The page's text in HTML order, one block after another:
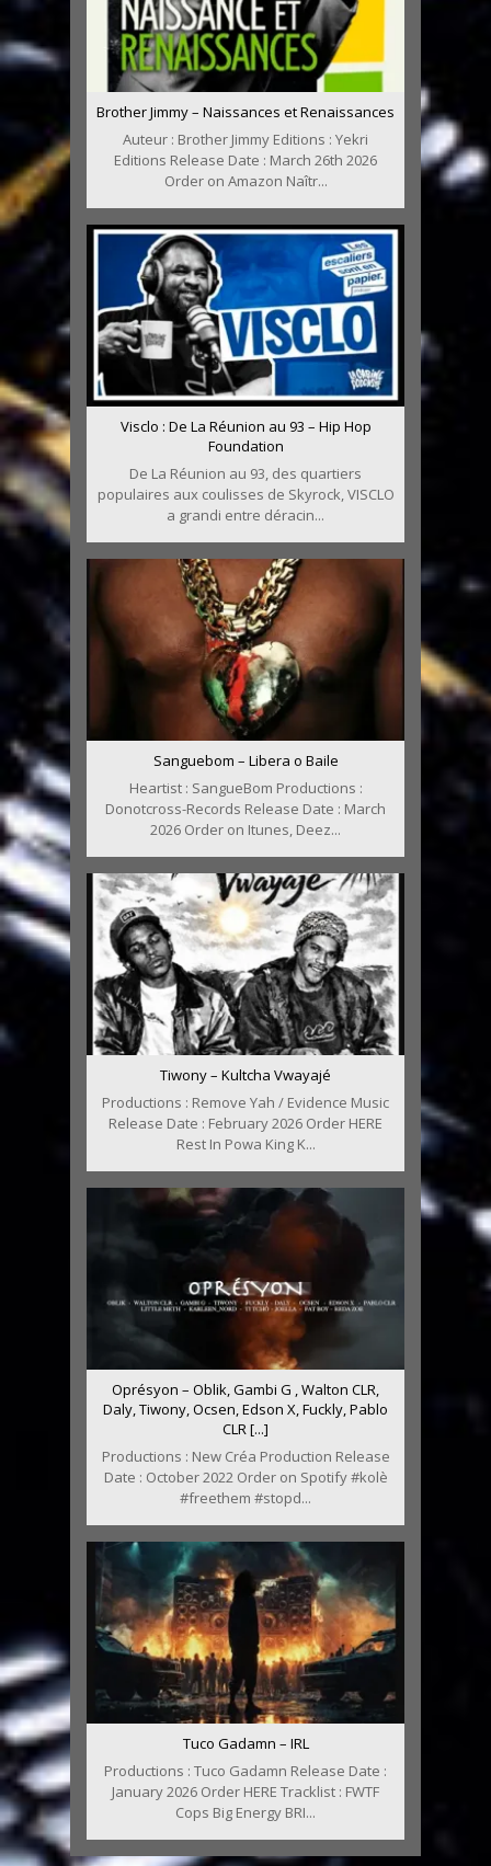
Brother Jimmy – Naissances et Renaissances
Auteur : Brother Jimmy Editions : Yekri
Editions Release Date : March 26th 2026
Order on Amazon Naîtr...
Visclo : De La Réunion au 93 – Hip Hop
Foundation
De La Réunion au 93, des quartiers
populaires aux coulisses de Skyrock, VISCLO
a grandi entre déracin...
Sanguebom – Libera o Baile
Heartist : SangueBom Productions :
Donotcross-Records Release Date : March
2026 Order on Itunes, Deez...
Tiwony – Kultcha Vwayajé
Productions : Remove Yah / Evidence Music
Release Date : February 2026 Order HERE
Rest In Powa King K...
Oprésyon – Oblik, Gambi G , Walton CLR,
Daly, Tiwony, Ocsen, Edson X, Fuckly, Pablo
CLR [...]
Productions : New Créa Production Release
Date : October 2022 Order on Spotify #kolè
#freethem #stopd...
Tuco Gadamn – IRL
Productions : Tuco Gadamn Release Date :
January 2026 Order HERE Tracklist : FWTF
Cops Big Energy BRI...